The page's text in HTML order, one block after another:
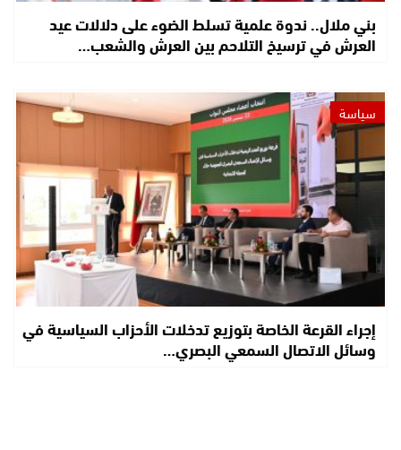
بني ملال.. ندوة علمية تسلط الضوء على دلالات عيد
العرش في ترسيخ التلاحم بين العرش والشعب…
سياسة
إجراء القرعة الخاصة بتوزيع تدخلات الأحزاب السياسية في
وسائل الاتصال السمعي البصري…